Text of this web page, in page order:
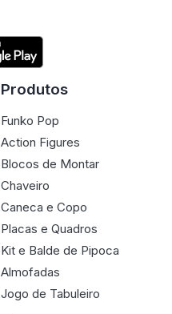
Produtos
Funko Pop
Action Figures
Blocos de Montar
Chaveiro
Caneca e Copo
Placas e Quadros
Kit e Balde de Pipoca
Almofadas
Jogo de Tabuleiro